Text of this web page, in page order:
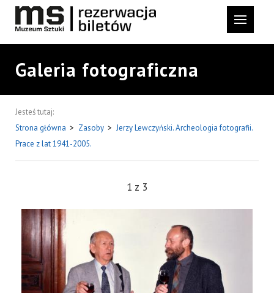
Galeria fotograficzna
Jesteś tutaj:
Strona główna > Zasoby > Jerzy Lewczyński. Archeologia fotografii.
Prace z lat 1941-2005.
1 z 3